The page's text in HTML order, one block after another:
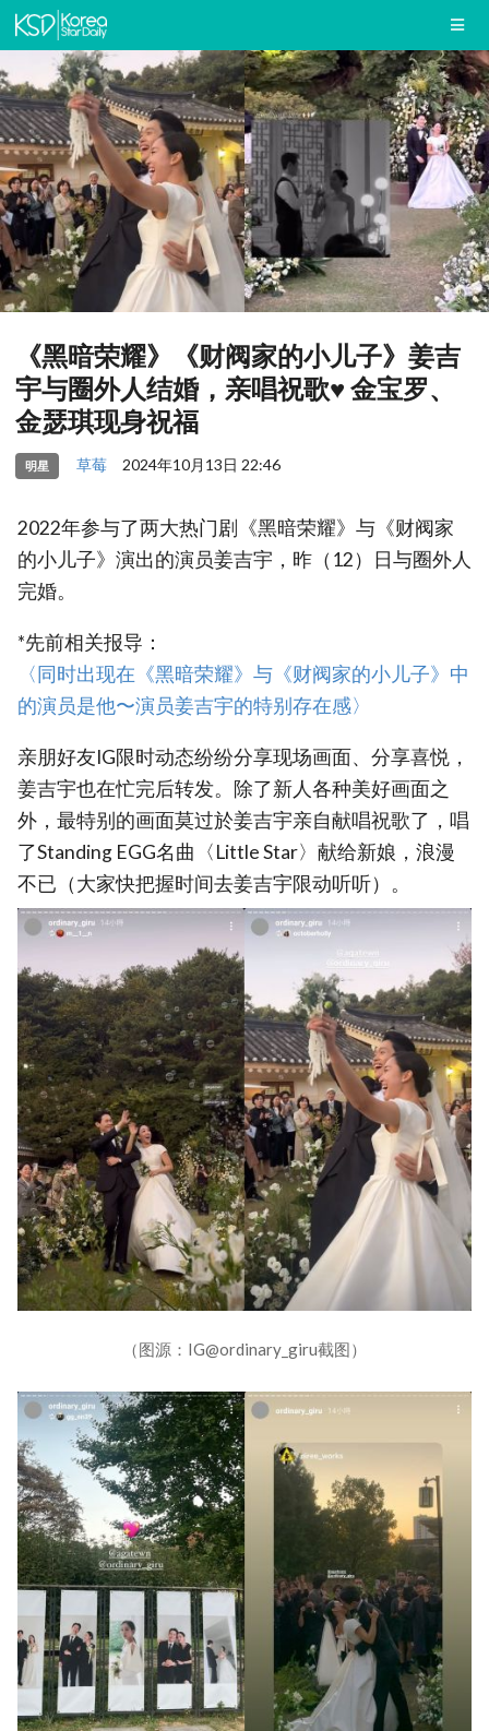
《黑暗荣耀》《财阀家的小儿子》姜吉
宇与圈外人结婚，亲唱祝歌♥ 金宝罗、
金瑟琪现身祝福
明星 草莓 2024年10月13日 22:46
2022年参与了两大热门剧《黑暗荣耀》与《财阀家
的小儿子》演出的演员姜吉宇，昨（12）日与圈外人
完婚。
*先前相关报导：
‎〈同时出现在《黑暗荣耀》与《财阀家的小儿子》中
的演员是他〜演员姜吉宇的特别存在感〉‎
亲朋好友IG限时动态纷纷分享现场画面、分享喜悦，
姜吉宇也在忙完后转发。除了新人各种美好画面之
外，最特别的画面莫过於姜吉宇亲自献唱祝歌了，唱
了Standing EGG名曲〈Little Star〉献给新娘，浪漫
不已（大家快把握时间去姜吉宇限动听听）。
（图源：IG@ordinary_giru截图）